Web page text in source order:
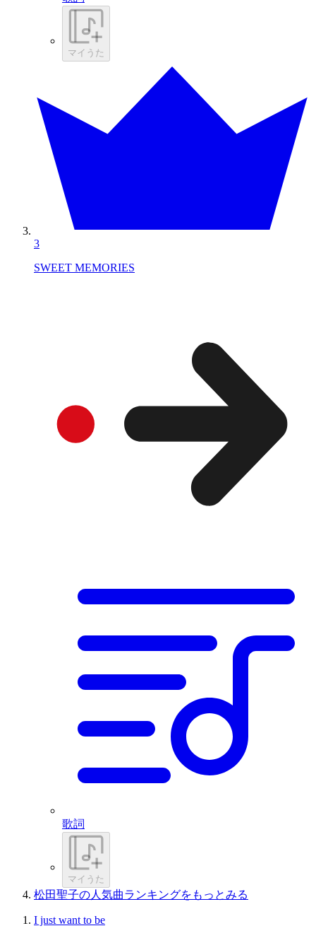
マイうた
3
SWEET MEMORIES
歌詞
マイうた
松田聖子の人気曲ランキングをもっとみる
I just want to be